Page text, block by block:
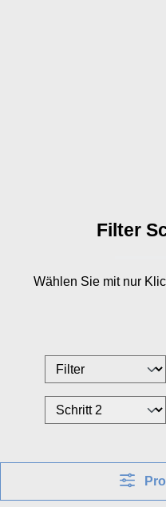
Filter
Wählen Sie mit nur